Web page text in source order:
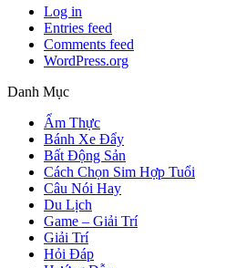
Log in
Entries feed
Comments feed
WordPress.org
Danh Mục
Ẩm Thực
Bánh Xe Đẩy
Bất Động Sản
Cách Chọn Sim Hợp Tuổi
Câu Nói Hay
Du Lịch
Game – Giải Trí
Giải Trí
Hỏi Đáp